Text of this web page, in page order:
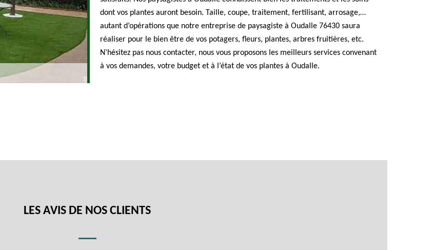
dont vos plantes auront besoin. Taille, coupe, traitement, fertilisant, arrosage,…
autant d’opérations que notre entreprise de paysagiste à Oudalle 76430 saura
réaliser pour le bien être de vos potagers, fleurs, plantes, arbres fruitières, etc.
N’hésitez pas nous contacter, nous vous proposons les meilleurs services convenant
à vos demandes, votre budget et à l’état de vos plantes à Oudalle.
LES AVIS DE NOS CLIENTS